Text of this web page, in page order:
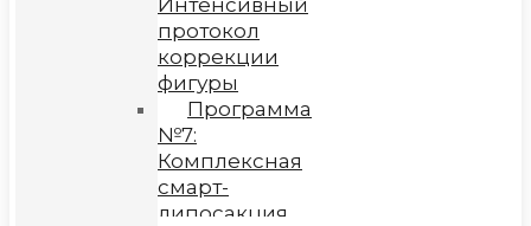
Интенсивный
протокол
коррекции
фигуры
Программа
№7:
Комплексная
смарт-
липосакция